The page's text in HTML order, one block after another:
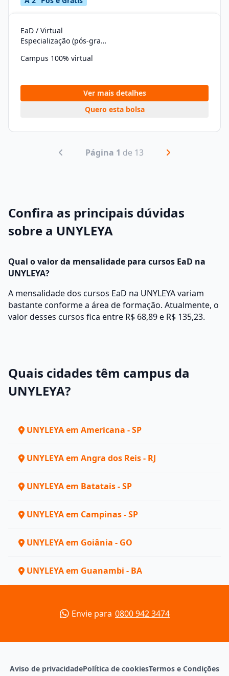
EaD / Virtual
Especialização (pós-graduação)
Campus 100% virtual
Ver mais detalhes
Quero esta bolsa
Página 1 de 13
Confira as principais dúvidas
sobre a UNYLEYA
Qual o valor da mensalidade para cursos EaD na
UNYLEYA?
A mensalidade dos cursos EaD na UNYLEYA variam
bastante conforme a área de formação. Atualmente, o
valor desses cursos fica entre R$ 68,89 e R$ 135,23.
Quais cidades têm campus da
UNYLEYA?
UNYLEYA em Americana - SP
UNYLEYA em Angra dos Reis - RJ
UNYLEYA em Batatais - SP
UNYLEYA em Campinas - SP
UNYLEYA em Goiânia - GO
UNYLEYA em Guanambi - BA
Envie para 0800 942 3474
Aviso de privacidadePolítica de cookiesTermos e Condições